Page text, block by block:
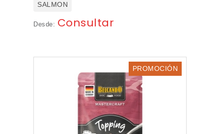
SALMON
Desde: Consultar
PROMOCIÓN